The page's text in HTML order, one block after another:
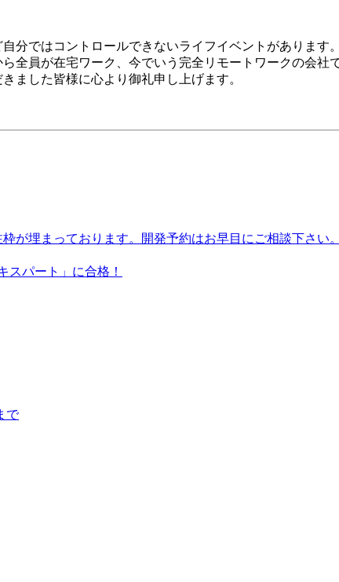
分ではコントロールできないライフイベントがありま
全員が在宅ワーク、今でいう完全リモートワークの会社で
ました皆様に心より御礼申し上げます。
が埋まっております。開発予約はお早目にご相談下さい。
スパート」に合格！
で